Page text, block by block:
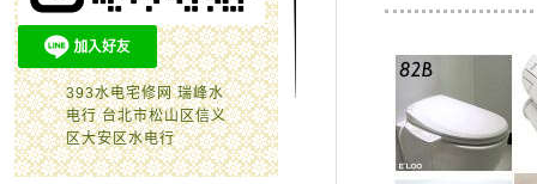
393水电宅修网 瑞峰水
电行 台北市松山区信义
区大安区水电行